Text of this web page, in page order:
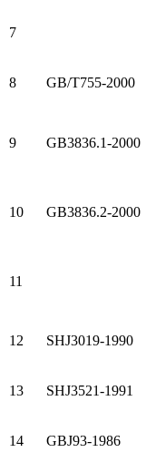
7
8 GB/T755-2000
9 GB3836.1-2000
10 GB3836.2-2000
11
12 SHJ3019-1990
13 SHJ3521-1991
14 GBJ93-1986